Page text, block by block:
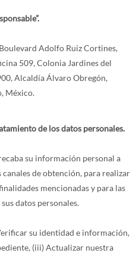
Adolfo Ruiz Cortines,
509, Colonia Jardines del
Alcaldía Álvaro Obregón,
México.
de los datos personales.
recaba su información personal a
canales de obtención, para realizar
mencionadas y para las
datos personales.
su identidad e información,
(iii) Actualizar nuestra